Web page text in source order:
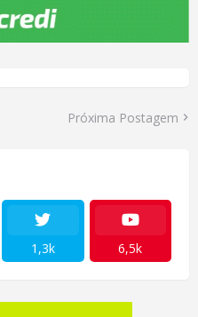
Próxima Postagem
1,3k 6,5k